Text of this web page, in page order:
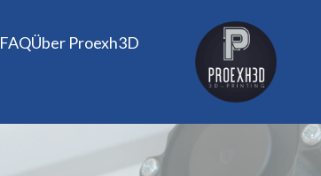
FAQÜber Proexh3D